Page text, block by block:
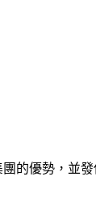
的優勢 ，並